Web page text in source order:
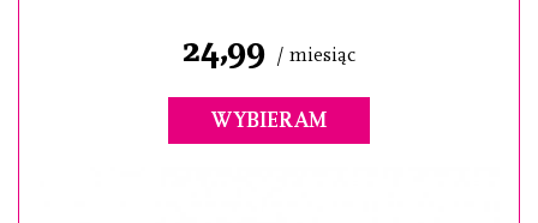
24,99 / miesiąc
WYBIERAM